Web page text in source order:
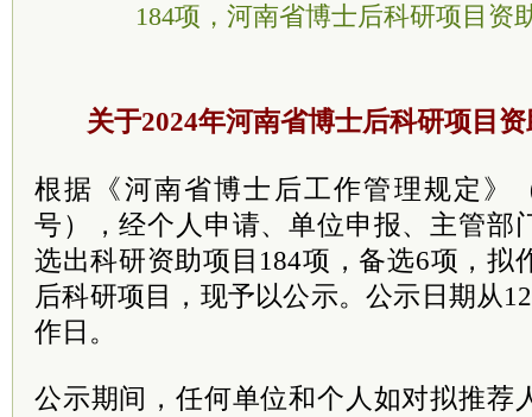
184项，河南省博士后科研项目资
关于2024年河南省博士后科研项目
根据《河南省博士后工作管理规定》
号），经个人申请、单位申报、主管部
选出科研资助项目184项，备选6项，拟
后科研项目，现予以公示。公示日期从
作日。
公示期间，任何单位和个人如对拟推荐